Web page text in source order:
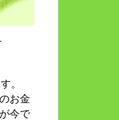
。
お金
今で